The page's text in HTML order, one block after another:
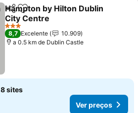
PartilharAdicionar aos favoritos
Hampton by Hilton Dublin
City Centre
Ver preços
3 Estrelas
8,7 Excelente
10.909
a 0.5 km de Dublin Castle
8 sites
Ver preços